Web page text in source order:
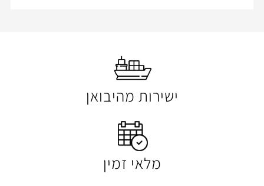
ישירות מהיבואן